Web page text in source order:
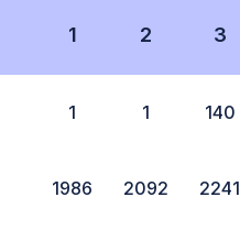
1
2 3
1 1 140
1986 2092 2241